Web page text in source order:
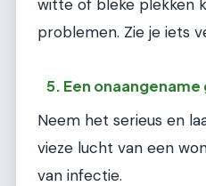
witte of bleke plekken
problemen. Zie je iets
5. Een onaangename
Neem het serieus en
vieze lucht van een
van infectie.